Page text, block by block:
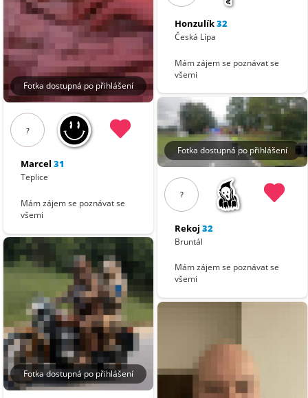
Fotka dostupná po přihlášení
?
Marcel 31
Teplice
Mám zájem se poznávat se
všemi
Fotka dostupná po přihlášení
Honzulík32
Česká Lípa
Mám zájem se poznávat se
všemi
Fotka dostupná po přihlášení
?
Rekoj 32
Bruntál
Mám zájem se poznávat se
všemi